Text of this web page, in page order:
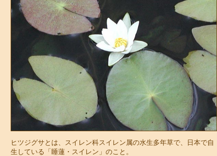
ヒツジグサとは、スイレン科スイレン属の水生多年草で、日本で自
生している「睡蓮・スイレン」のこと。